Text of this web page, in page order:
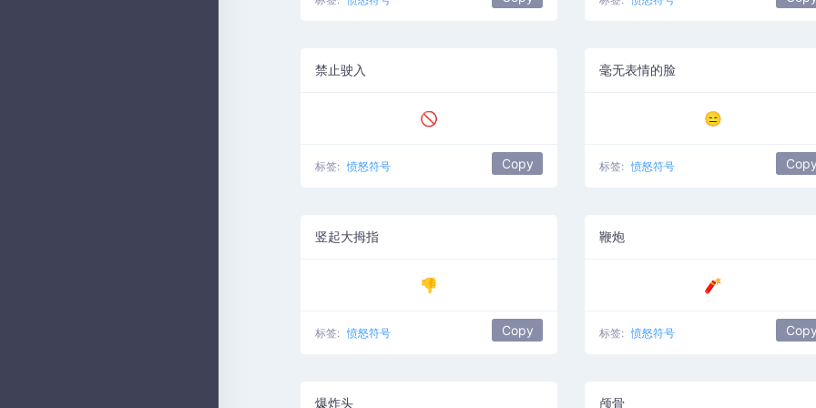
禁止驶入
🚫
标签: 愤怒符号 Copy
毫无表情的脸
😑
标签: 愤怒符号
竖起大拇指
👎
标签: 愤怒符号 Copy
鞭炮
🧨
标签: 愤怒符号
爆炸头 颅骨